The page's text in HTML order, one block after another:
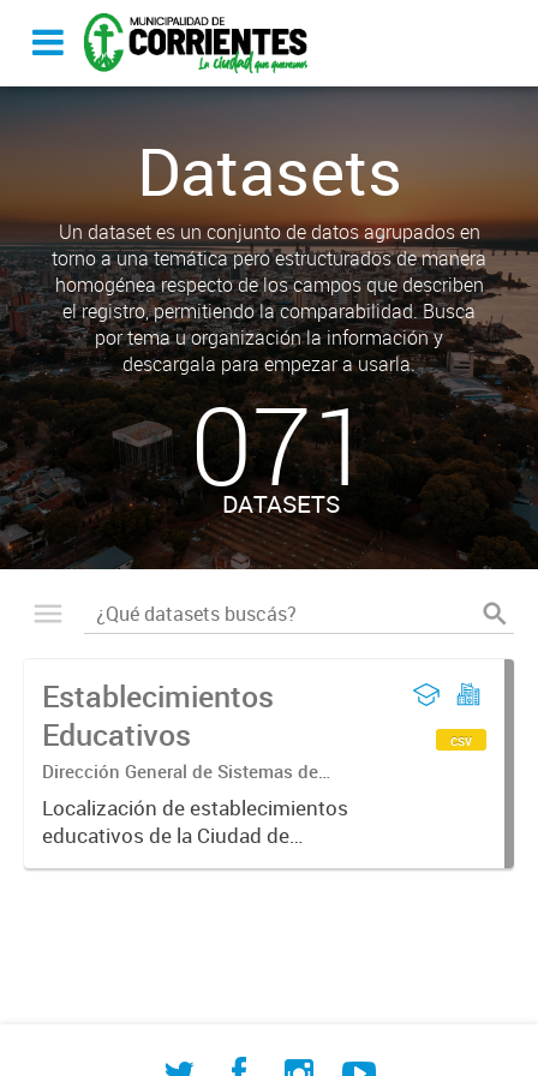
Datasets
Un dataset es un conjunto de datos agrupados en
torno a una temática pero estructurados de manera
homogénea respecto de los campos que describen
el registro, permitiendo la comparabilidad. Busca
por tema u organización la información y
descargala para empezar a usarla.
071
DATASETS
Establecimientos
Educativos
Dirección General de Sistemas de
Información Geográfica
Localización de establecimientos
educativos de la Ciudad de
Corrientes
csv